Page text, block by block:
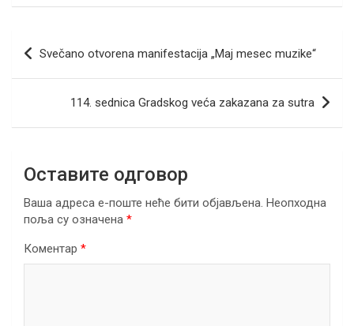
ce
b
o
tt ail er ke
dI
n
at
s
A
p
e
a
ar
Кретање
чланка
Svečano otvorena manifestacija „Maj mesec muzike“
114. sednica Gradskog veća zakazana za sutra
Оставите одговор
Ваша адреса е-поште неће бити објављена. Неопходна
поља су означена *
Коментар *